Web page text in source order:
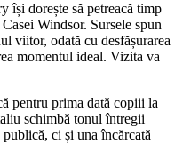
își dorește să petreacă timp
Windsor. Sursele spun
viitor, odată cu desfășurarea
momentul ideal. Vizita va
pentru prima dată copiii la
schimbă tonul întregii
ci și una încărcată